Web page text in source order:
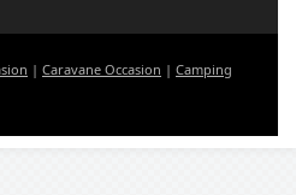
| Caravane Occasion | Camping